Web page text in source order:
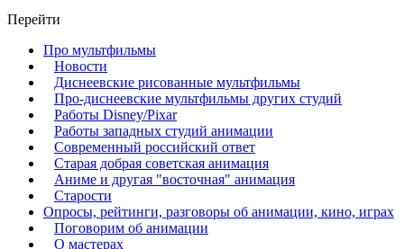
Перейти
Про мультфильмы
Новости
Диснеевские рисованные мультфильмы
Про-диснеевские мультфильмы других студий
Работы Disney/Pixar
Работы западных студий анимации
Современный российский ответ
Старая добрая советская анимация
Аниме и другая "восточная" анимация
Старости
Опросы, рейтинги, разговоры об анимации, кино, играх
Поговорим об анимации
О мастерах